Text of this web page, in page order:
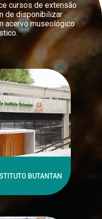
cursos de extensão
de disponibilizar
acervo museológico
BUTANTAN